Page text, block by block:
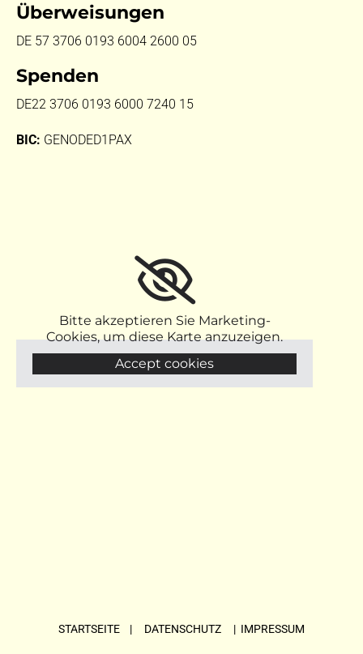
Überweisungen
DE 57 3706 0193 6004 2600 05
Spenden
DE22 3706 0193 6000 7240 15
BIC: GENODED1PAX
Bitte akzeptieren Sie Marketing-
Cookies, um diese Karte anzuzeigen.
Accept cookies
STARTSEITE | DATENSCHUTZ | IMPRESSUM